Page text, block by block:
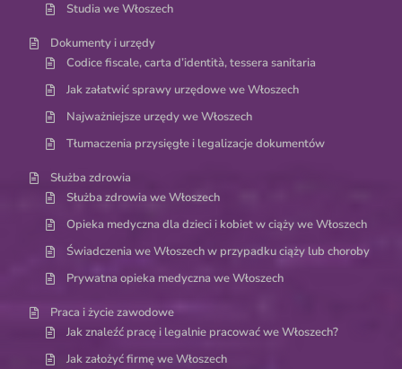
Studia we Włoszech
Dokumenty i urzędy
Codice fiscale, carta d’identità, tessera sanitaria
Jak załatwić sprawy urzędowe we Włoszech
Najważniejsze urzędy we Włoszech
Tłumaczenia przysięgłe i legalizacje dokumentów
Służba zdrowia
Służba zdrowia we Włoszech
Opieka medyczna dla dzieci i kobiet w ciąży we Włoszech
Świadczenia we Włoszech w przypadku ciąży lub choroby
Prywatna opieka medyczna we Włoszech
Praca i życie zawodowe
Jak znaleźć pracę i legalnie pracować we Włoszech?
Jak założyć firmę we Włoszech